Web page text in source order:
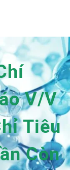
V/v
Tiêu
Còn